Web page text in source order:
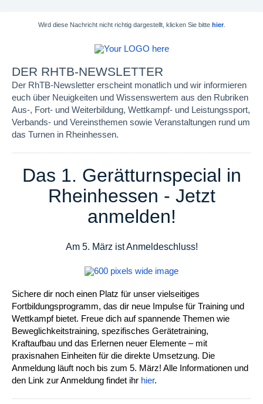
Wird diese Nachricht nicht richtig dargestellt, klicken Sie bitte hier.
DER RHTB-NEWSLETTER
Der RhTB-Newsletter erscheint monatlich und wir informieren
euch über Neuigkeiten und Wissenswertem aus den Rubriken
Aus-, Fort- und Weiterbildung, Wettkampf- und Leistungssport,
Verbands- und Vereinsthemen sowie Veranstaltungen rund um
das Turnen in Rheinhessen.
Das 1. Gerätturnspecial in
Rheinhessen - Jetzt
anmelden!
Am 5. März ist Anmeldeschluss!
Sichere dir noch einen Platz für unser vielseitiges
Fortbildungsprogramm, das dir neue Impulse für Training und
Wettkampf bietet. Freue dich auf spannende Themen wie
Beweglichkeitstraining, spezifisches Gerätetraining,
Kraftaufbau und das Erlernen neuer Elemente – mit
praxisnahen Einheiten für die direkte Umsetzung. Die
Anmeldung läuft noch bis zum 5. März! Alle Informationen und
den Link zur Anmeldung findet ihr hier.